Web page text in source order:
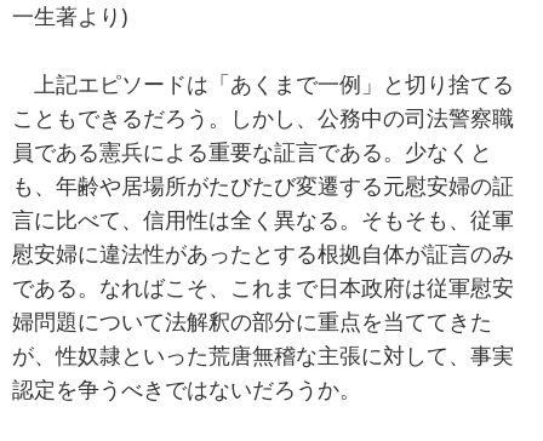
一生著より)
上記エピソードは「あくまで一例」と切り捨てる
こともできるだろう。しかし、公務中の司法警察職
員である憲兵による重要な証言である。少なくと
も、年齢や居場所がたびたび変遷する元慰安婦の証
言に比べて、信用性は全く異なる。そもそも、従軍
慰安婦に違法性があったとする根拠自体が証言のみ
である。なればこそ、これまで日本政府は従軍慰安
婦問題について法解釈の部分に重点を当ててきた
が、性奴隷といった荒唐無稽な主張に対して、事実
認定を争うべきではないだろうか。